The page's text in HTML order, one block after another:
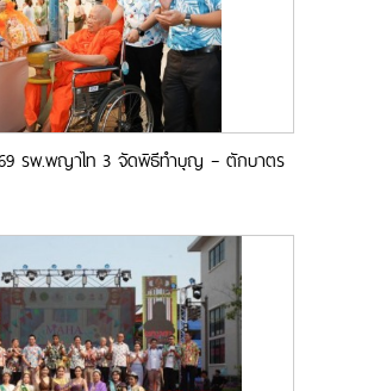
รพ.พญาไท 3 จัดพิธีทำบุญ – ตักบาตร